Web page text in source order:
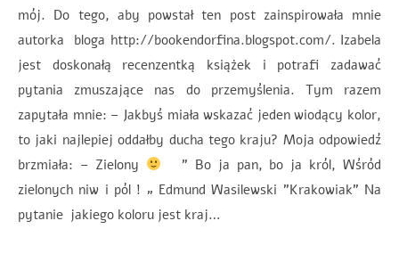
mój. Do tego, aby powstał ten post zainspirowała mnie
autorka bloga http://bookendorfina.blogspot.com/. Izabela
jest doskonałą recenzentką książek i potrafi zadawać
pytania zmuszające nas do przemyślenia. Tym razem
zapytała mnie: – Jakbyś miała wskazać jeden wiodący kolor,
to jaki najlepiej oddałby ducha tego kraju? Moja odpowiedź
brzmiała: – Zielony
” Bo ja pan, bo ja król, Wśród
zielonych niw i pól ! „ Edmund Wasilewski ”Krakowiak” Na
pytanie jakiego koloru jest kraj…